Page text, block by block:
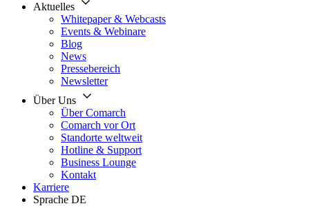
Aktuelles
Whitepaper & Webcasts
Events & Webinare
Blog
News
Pressebereich
Newsletter
Über Uns
Über Comarch
Comarch vor Ort
Standorte weltweit
Hotline & Support
Business Lounge
Kontakt
Karriere
Sprache DE